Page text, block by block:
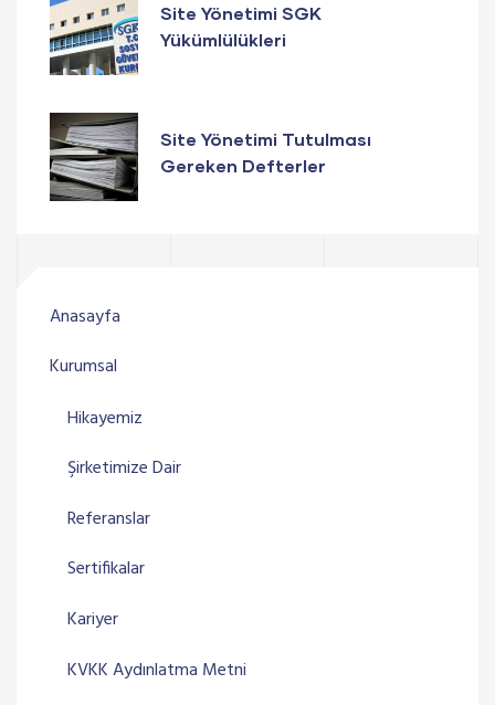
Site Yönetimi SGK
Yükümlülükleri
Site Yönetimi Tutulması
Gereken Defterler
Anasayfa
Kurumsal
Hikayemiz
Şirketimize Dair
Referanslar
Sertifikalar
Kariyer
KVKK Aydınlatma Metni